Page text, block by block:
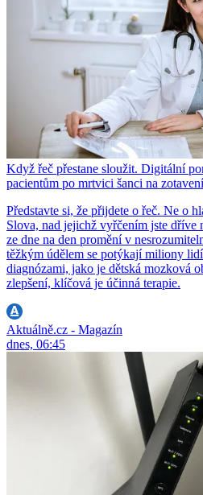
Když řeč přestane sloužit. Digitální
pacientům po mrtvici šanci na zotavení
Představte si, že přijdete o řeč. Ne o
Slova, nad jejichž vyřčením jste dříve
ze dne na den promění v
těžkým údělem se potýkají miliony
diagnózami, jako je dětská mozková
zlepšení, klíčová je účinná terapie.
Aktuálně.cz - Magazín
dnes, 06:45